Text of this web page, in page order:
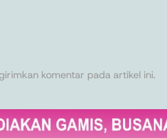
komentar pada artikel ini.